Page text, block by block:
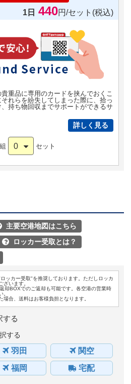
1日 440円/セット(税込)
重品に専用のカードを挟んでおくこ
れらを紛失してしまった際に、拾っ
持ち物回収までサポートができるサ
詳しく見る
0 セット
主要空港地図はこちら
 ロッカー受取とは？
ッカー受取"を推奨しております。ただしロッカ
ざいます。
却BOXでのご返却も可能です。各空港の営業時
。
合、送料はお客様負担となります。
する
する
羽田
関空
福岡 宅配